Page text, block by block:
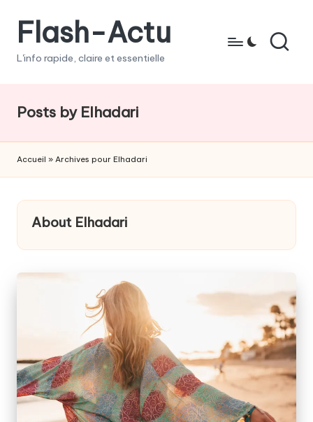
content
Flash-Actu
L'info rapide, claire et essentielle
Posts by Elhadari
Accueil » Archives pour Elhadari
About Elhadari